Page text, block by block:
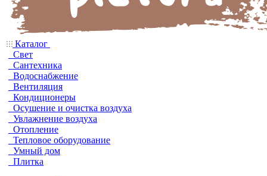
Каталог
Свет
Сантехника
Водоснабжение
Вентиляция
Кондиционеры
Осушение и очистка воздуха
Увлажнение воздуха
Отопление
Тепловое оборудование
Умный дом
Плитка